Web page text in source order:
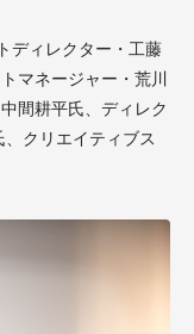
ディレクター・工藤
マネージャー・荒川
間耕平氏、ディレク
クリエイティブス